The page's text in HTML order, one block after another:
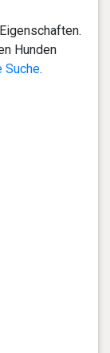
Hunden
Suche.